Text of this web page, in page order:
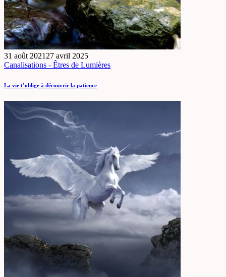
31 août 2021 27 avril 2025
Canalisations - Êtres de Lumières
La vie t’oblige à découvrir la patience